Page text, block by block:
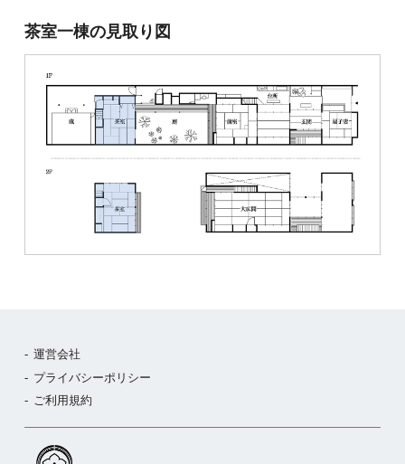
茶室一棟の見取り図
運営会社
プライバシーポリシー
ご利用規約